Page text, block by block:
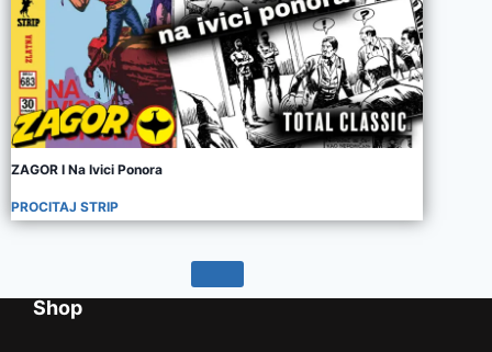
ZAGOR I Na Ivici Ponora
PROCITAJ STRIP
Shop